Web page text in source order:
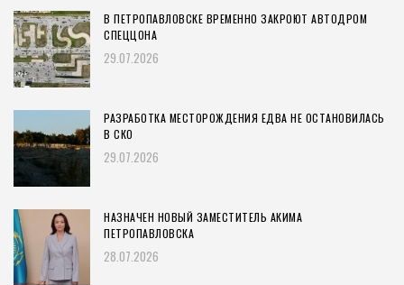
В ПЕТРОПАВЛОВСКЕ ВРЕМЕННО ЗАКРОЮТ АВТОДРОМ
СПЕЦЦОНА
29.07.2026
РАЗРАБОТКА МЕСТОРОЖДЕНИЯ ЕДВА НЕ ОСТАНОВИЛАСЬ
В СКО
29.07.2026
НАЗНАЧЕН НОВЫЙ ЗАМЕСТИТЕЛЬ АКИМА
ПЕТРОПАВЛОВСКА
28.07.2026